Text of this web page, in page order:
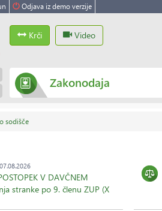
Odjava iz demo verzije
Krči Video
Zakonodaja
sodišče
V DAVČNEM
stranke po 9. členu ZUP (X